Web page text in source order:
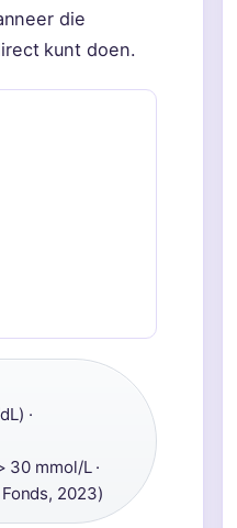
die
kunt doen.
·
30 mmol/L ·
2023)